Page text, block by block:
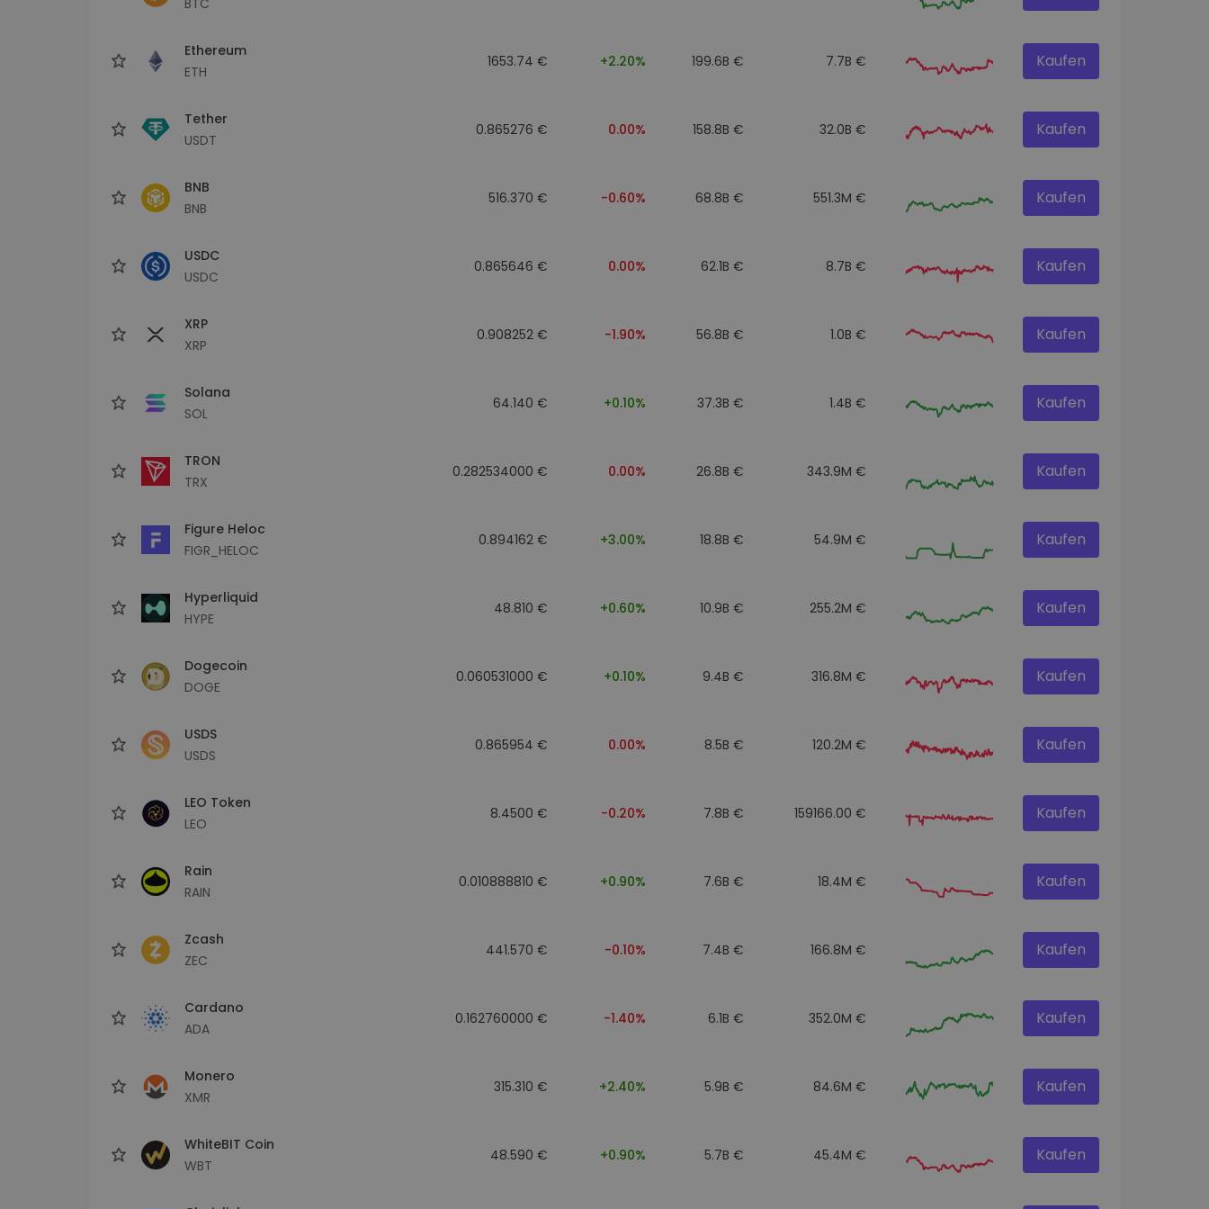
Finde deine Krypto-Strategie
Ethereum
ETH
1653.74 € +2.20% 199.6B € 7.7B € Kaufen
Tether
USDT
0.865276 € 0.00% 158.8B € 32.0B € Kaufen
BNB
BNB
516.370 € -0.60% 68.8B € 551.3M € Kaufen
USDC
USDC
0.865646 € 0.00% 62.1B € 8.7B € Kaufen
XRP
XRP
0.908252 € -1.90% 56.8B € 1.0B € Kaufen
Solana
SOL
64.140 € +0.10% 37.3B € 1.4B € Kaufen
TRON
TRX
0.282534000 € 0.00% 26.8B € 343.9M € Kaufen
Figure Heloc
FIGR_HELOC
0.894162 € +3.00% 18.8B € 54.9M € Kaufen
Hyperliquid
HYPE
48.810 € +0.60% 10.9B € 255.2M € Kaufen
Dogecoin
DOGE
0.060531000 € +0.10% 9.4B € 316.8M € Kaufen
USDS
USDS
0.865954 € 0.00% 8.5B € 120.2M € Kaufen
LEO Token
LEO
8.4500 € -0.20% 7.8B € 159166.00 € Kaufen
Rain
RAIN
0.010888810 € +0.90% 7.6B € 18.4M € Kaufen
Zcash
ZEC
441.570 € -0.10% 7.4B € 166.8M € Kaufen
Cardano
ADA
0.162760000 € -1.40% 6.1B € 352.0M € Kaufen
Monero
XMR
315.310 € +2.40% 5.9B € 84.6M € Kaufen
WhiteBIT Coin
WBT
48.590 € +0.90% 5.7B € 45.4M € Kaufen